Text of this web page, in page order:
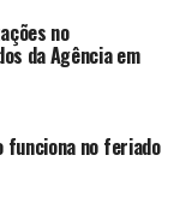
no
da Agência em
funciona no feriado